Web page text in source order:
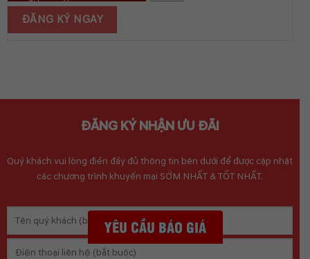
ĐĂNG KÝ NHẬN ƯU ĐÃI
Quý khách vui lòng điền đầy đủ thông tin bên dưới để được cập nhật
các chương trình khuyến mại SỚM NHẤT & TỐT NHẤT.